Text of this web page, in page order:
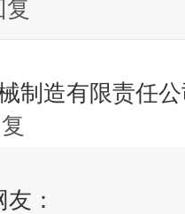
复
制造有限责任
：